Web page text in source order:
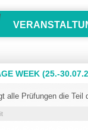
WEEK (25.-
alle Prüfungen die Teil